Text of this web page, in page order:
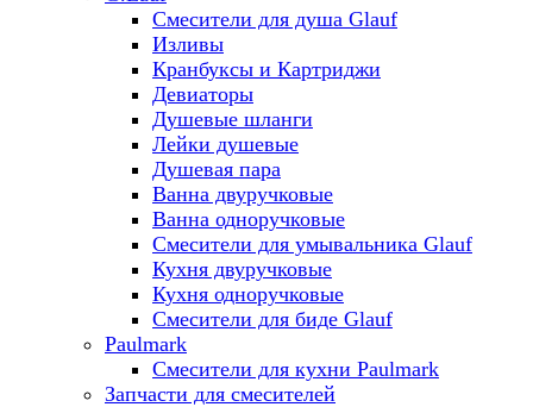
Смесители для душа Glauf
Изливы
Кранбуксы и Картриджи
Девиаторы
Душевые шланги
Лейки душевые
Душевая пара
Ванна двуручковые
Ванна одноручковые
Смесители для умывальника Glauf
Кухня двуручковые
Кухня одноручковые
Смесители для биде Glauf
Paulmark
Смесители для кухни Paulmark
Запчасти для смесителей